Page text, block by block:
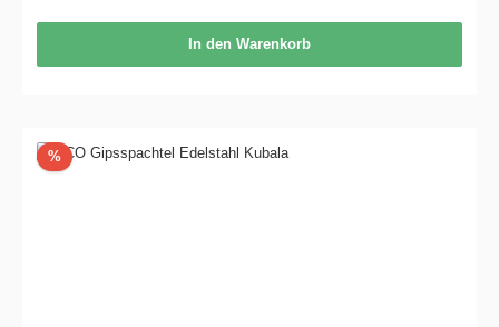
In den Warenkorb
%Rabatt